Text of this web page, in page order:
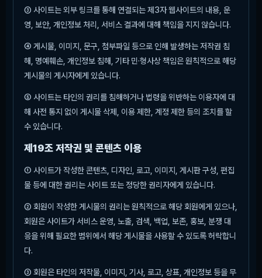
③ 사이트는 외부 링크를 통해 연결되는 제3자 웹사이트의 내용, 운
영, 보안, 개인정보 처리, 서비스 결과에 대해 책임을 지지 않습니다.
④ 게시물, 이미지, 문구, 첨부파일 등으로 인해 발생하는 저작권 침
해, 명예훼손, 개인정보 침해, 기타 민·형사상 책임은 원칙적으로 해당
게시물의 게시자에게 있습니다.
⑤ 사이트는 타인의 권리를 침해하거나 법령을 위반하는 이용자에 대
해 사전 통지 없이 게시물 삭제, 이용 제한, 계정 제한 등의 조치를 할
수 있습니다.
제19조 저작권 및 콘텐츠 이용
① 사이트가 작성한 콘텐츠, 디자인, 로고, 이미지, 게시판 구성, 편집
물 등에 대한 권리는 사이트 또는 정당한 권리자에게 있습니다.
② 회원이 작성한 게시물의 권리는 원칙적으로 해당 회원에게 있으나,
회원은 사이트가 서비스 운영, 노출, 검색, 백업, 보존, 홍보, 분쟁 대
응을 위해 필요한 범위에서 해당 게시물을 사용할 수 있도록 허락합니
다.
③ 회원은 타인의 저작물, 이미지, 기사, 로고, 상표, 개인정보 등을 무